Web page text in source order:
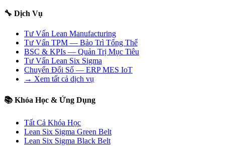
🔧 Dịch Vụ
Tư Vấn Lean Manufacturing
Tư Vấn TPM — Bảo Trì Tổng Thể
BSC & KPIs — Quản Trị Mục Tiêu
Tư Vấn Lean Six Sigma
Chuyển Đổi Số — ERP MES IoT
→ Xem tất cả dịch vụ
📚 Khóa Học & Ứng Dụng
Tất Cả Khóa Học
Lean Six Sigma Green Belt
Lean Six Sigma Black Belt